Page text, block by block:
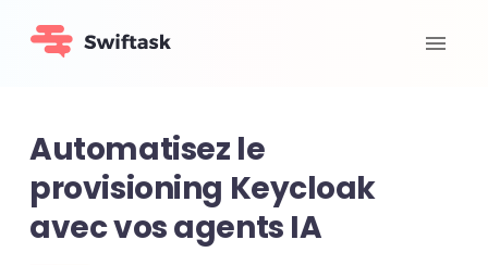
Automatisez le
provisioning Keycloak
avec vos agents IA